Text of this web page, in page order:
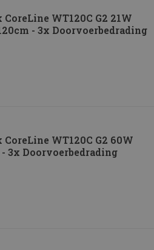
WT120C G2 21W
- 3x Doorvoerbedrading
WT120C G2 60W
3x Doorvoerbedrading